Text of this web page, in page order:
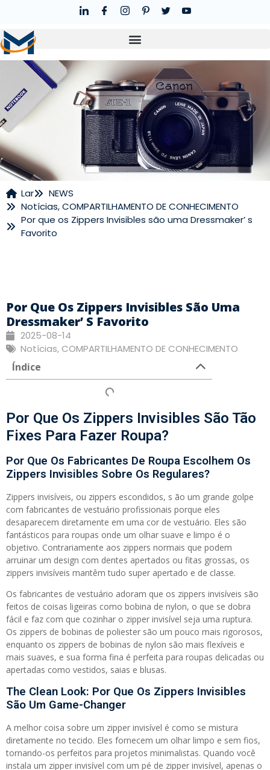
NOTÍCIAS
Lar
NEWS
Notícias,COMPARTILHAMENTO DE CONHECIMENTO
Por que os Zippers Invisibles são uma Dressmaker’ s
Favorito
Por Que Os Zippers Invisibles São Uma
Dressmaker’ S Favorito
2025-08-14
Notícias, COMPARTILHAMENTO DE CONHECIMENTO
Índice
Por Que Os Zippers Invisibles São Tão
Fixes Para Fazer Roupa?
Por Que Os Fabricantes De Roupa Escolhem Os
Zippers Invisibles Sobre Os Regulares?
Zippers invisíveis, ou zippers escondidos, s ão um grande golpe
com fabricantes de vestuário profissionais porque eles
desaparecem diretamente em uma cor de vestuário. Eles são
fantásticos para roupas onde um olhar suave e limpo é o
objetivo. Contrariamente aos zippers normais que podem
arruinar um design com dentes apertados ou fitas grossas, os
zippers invisíveis mantêm tudo super apertado e de classe.
Os fabricantes de vestuário adoram que os zippers invisíveis são
feitos de coisas ligeiras como bobina de nylon, o que se dobra
fácil e faz com que cozinhar o zipper invisível seja uma ruptura.
Os zippers de bobinas de poliester são um pouco mais rigorosos,
enquanto os zippers de bobinas de nylon são mais flexíveis e
mais suaves, e sua forma fina é perfeita para roupas delicadas ou
apertadas como vestidos, saias e blusas.
The Clean Look: Por Que Os Zippers Invisibles
São Um Game-Changer
A melhor coisa sobre um zipper invisível é como se mistura
diretamente no tecido. Eles fornecem um olhar limpo e sem fios,
tornando-os perfeitos para projetos minimalistas. Quando você
instala um zipper invisível com um pé de zipper invisível, apenas o